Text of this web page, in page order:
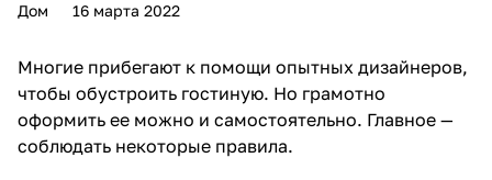
Дом 16 марта 2022
Многие прибегают к помощи опытных дизайнеров,
чтобы обустроить гостиную. Но грамотно
оформить ее можно и самостоятельно. Главное —
соблюдать некоторые правила.